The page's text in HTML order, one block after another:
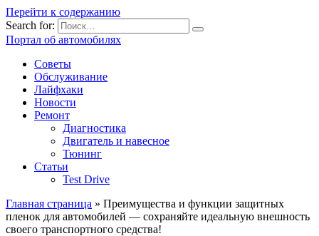
Перейти к содержанию
Search for:
Портал об автомобилях
Советы
Обслуживание
Лайфхаки
Новости
Ремонт
Диагностика
Двигатель и навесное
Тюнинг
Статьи
Test Drive
Главная страница » Преимущества и функции защитных
пленок для автомобилей — сохраняйте идеальную внешность
своего транспортного средства!